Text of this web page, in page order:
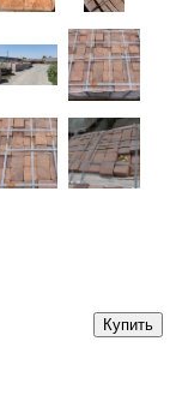
Купить